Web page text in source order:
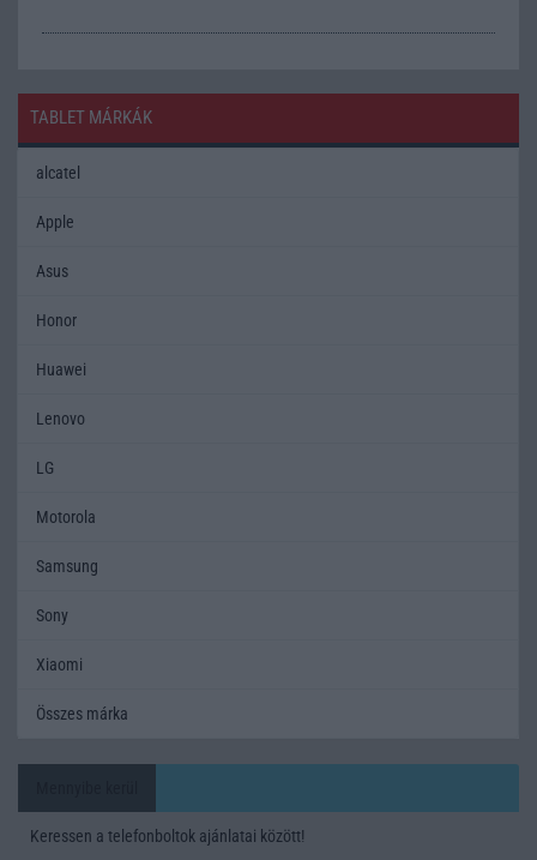
TABLET MÁRKÁK
alcatel
Apple
Asus
Honor
Huawei
Lenovo
LG
Motorola
Samsung
Sony
Xiaomi
Összes márka
Keressen a telefonboltok ajánlatai között!